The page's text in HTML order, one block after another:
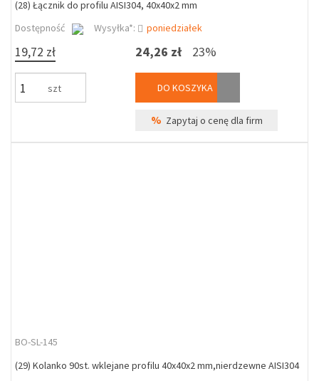
(28) Łącznik do profilu AISI304, 40x40x2 mm
Dostępność
Wysyłka*: poniedziałek
19,72 zł
szt
24,26 zł 23%
DO KOSZYKA
% Zapytaj o cenę dla firm
BO-SL-145
(29) Kolanko 90st. wklejane profilu 40x40x2 mm,nierdzewne AISI304